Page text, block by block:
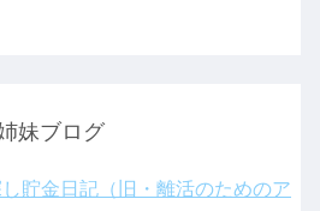
妹ブログ
貯金日記（旧・離活のためのア